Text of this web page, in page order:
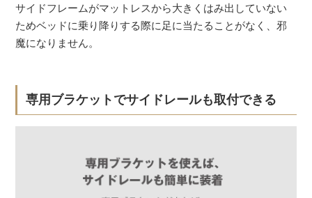
サイドフレームがマットレスから大きくはみ出していない
ためベッドに乗り降りする際に足に当たることがなく、邪
魔になりません。
専用ブラケットでサイドレールも取付できる